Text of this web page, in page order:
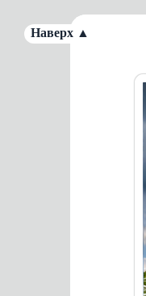
Наверх ▲